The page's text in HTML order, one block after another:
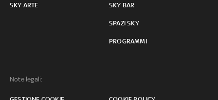
SKY ARTE SKY BAR
SPAZI SKY
PROGRAMMI
Note legali: